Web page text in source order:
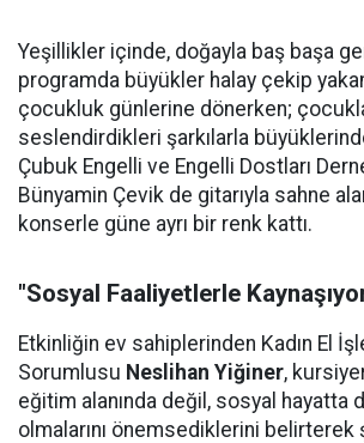
Yeşillikler içinde, doğayla baş başa
programda büyükler halay çekip
çocukluk günlerine dönerken;
seslendirdikleri şarkılarla
Çubuk Engelli ve Engelli Dostları
Bünyamin Çevik de gitarıyla sahne
konserle güne ayrı bir renk kattı.
"Sosyal Faaliyetlerle
Etkinliğin ev sahiplerinden Kadın El
Sorumlusu Neslihan Yiğiner,
eğitim alanında değil, sosyal hayatta
olmalarını önemsediklerini belirterek